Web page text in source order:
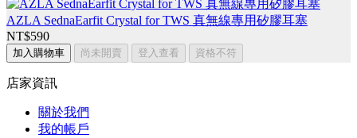
AZLA SednaEarfit Crystal for TWS 真無線專用矽膠耳塞
NT$590
加入購物車 尚未開賣 登入查看 資格不符
店家資訊
關於我們
我的帳戶